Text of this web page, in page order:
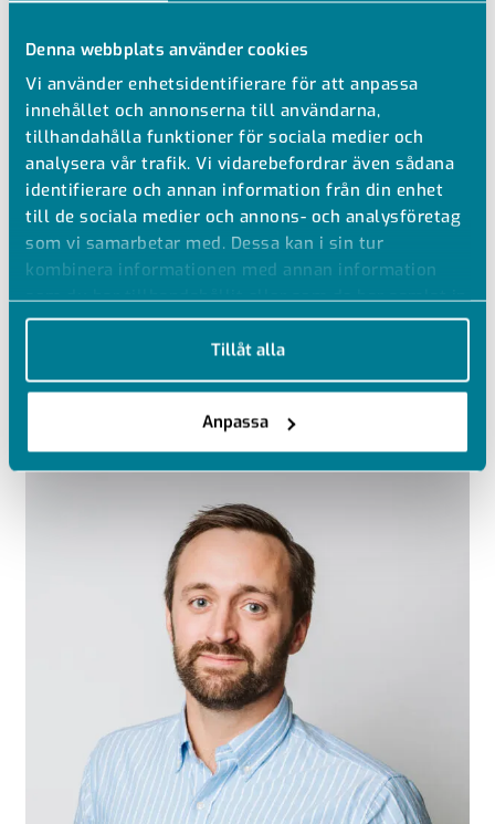
Denna webbplats använder cookies
Vi använder enhetsidentifierare för att anpassa
innehållet och annonserna till användarna,
tillhandahålla funktioner för sociala medier och
analysera vår trafik. Vi vidarebefordrar även sådana
identifierare och annan information från din enhet
till de sociala medier och annons- och analysföretag
som vi samarbetar med. Dessa kan i sin tur
kombinera informationen med annan information
som du har tillhandahållit eller som de har samlat in
när du har använt deras tjänster.
Tillåt alla
Anpassa
Divisionschef Avloppsteknik
Alexander Johansson
Tel: +46 (0)31 750 42 99
E-post: aj@gpa.se